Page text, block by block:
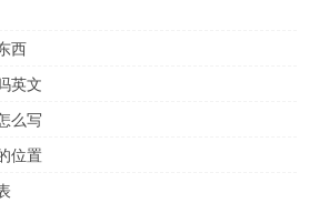
西
英文
么写
位置